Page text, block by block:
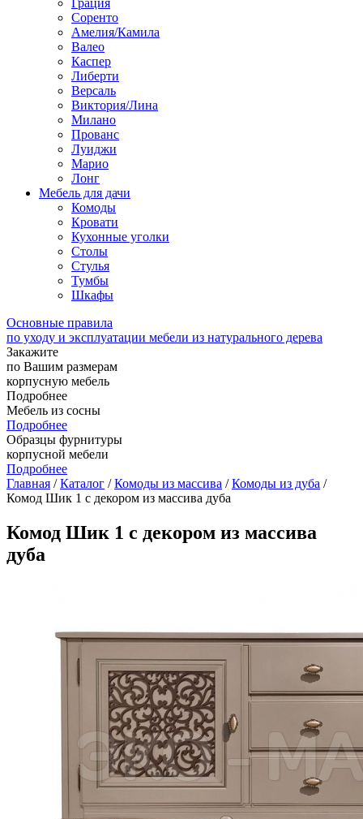
Грация
Соренто
Амелия/Камила
Валео
Каспер
Либерти
Версаль
Виктория/Лина
Милано
Прованс
Луиджи
Марио
Лонг
Мебель для дачи
Комоды
Кровати
Кухонные уголки
Столы
Стулья
Тумбы
Шкафы
Основные правила
по уходу и эксплуатации мебели из натурального дерева
Закажите
по Вашим размерам
корпусную мебель
Подробнее
Мебель из сосны
Подробнее
Образцы фурнитуры
корпусной мебели
Подробнее
Главная /Каталог /Комоды из массива /Комоды из дуба /
Комод Шик 1 с декором из массива дуба
Комод Шик 1 с декором из массива
дуба